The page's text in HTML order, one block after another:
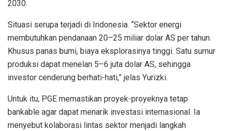
2030.
Situasi serupa terjadi di Indonesia. “Sektor energi
membutuhkan pendanaan 20–25 miliar dolar AS per tahun.
Khusus panas bumi, biaya eksplorasinya tinggi. Satu sumur
produksi dapat menelan 5–6 juta dolar AS, sehingga
investor cenderung berhati-hati,” jelas Yurizki.
Untuk itu, PGE memastikan proyek-proyeknya tetap
bankable agar dapat menarik investasi internasional. Ia
menyebut kolaborasi lintas sektor menjadi langkah